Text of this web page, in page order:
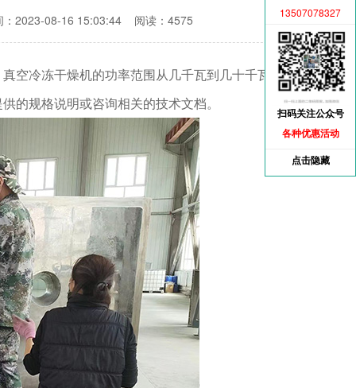
2023-08-16 15:03:44 阅读：4575
真空冷冻干燥机的功率范围从几千瓦到几十千瓦不
的规格说明或咨询相关的技术文档。
13507078327
扫码关注公众号
各种优惠活动
点击隐藏